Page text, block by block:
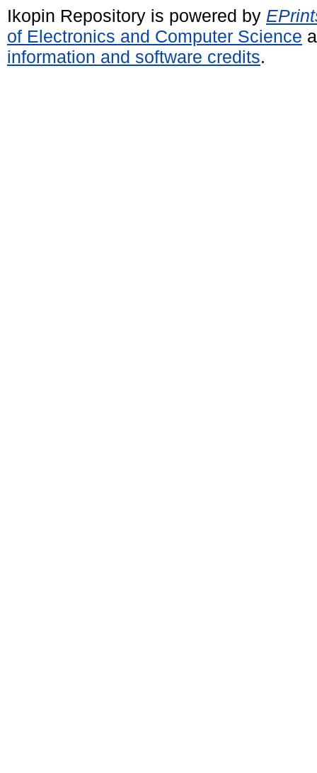
Ikopin Repository is powered by
of Electronics and Computer Science
information and software credits.